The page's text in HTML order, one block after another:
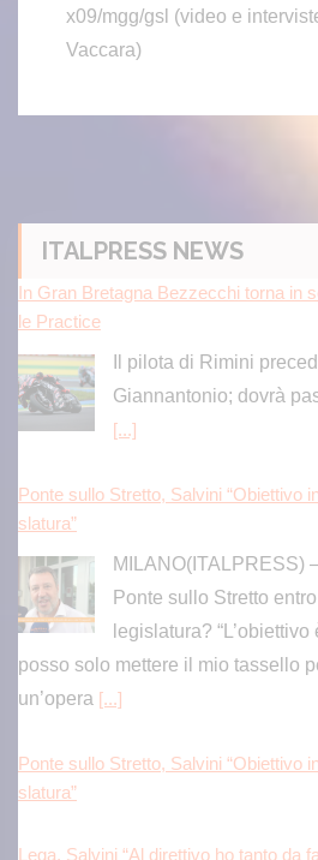
x09/mgg/gsl (video e
Vaccara)
ITALPRESS NEWS
In Gran Bretagna Bezzecchi torna in
le Practice
Giannantonio; dovrà
slatura”
Ponte sullo Stretto
posso solo mettere il mio tassello
un’opera
slatura”